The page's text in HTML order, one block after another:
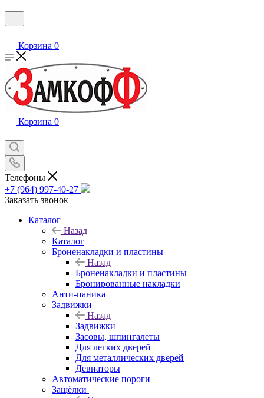
Корзина 0
Корзина 0
Телефоны
+7 (964) 997-40-27
Заказать звонок
Каталог
Назад
Каталог
Броненакладки и пластины
Назад
Броненакладки и пластины
Бронированные накладки
Анти-паника
Задвижки
Назад
Задвижки
Засовы, шпингалеты
Для легких дверей
Для металлических дверей
Девиаторы
Автоматические пороги
Защёлки